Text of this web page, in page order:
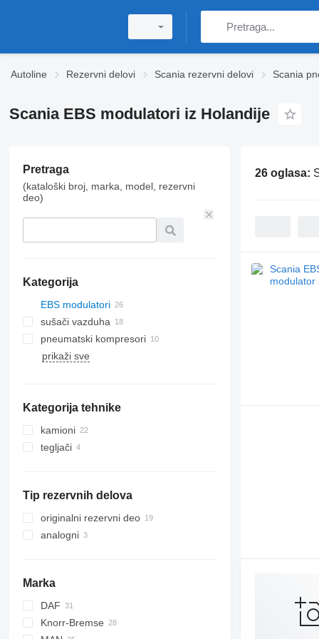
Autoline Rezervni delovi Scania rezervni delovi Scania
Scania EBS modulatori iz Holandije
Pretraga
(kataloški broj, marka, model, rezervni
deo)
Kategorija
EBS modulatori
sušači vazduha
pneumatski kompresori
prikaži sve
Kategorija tehnike
kamioni
tegljači
Tip rezervnih delova
originalni rezervni deo
analogni
Marka
DAF
AS
Stralis
Knorr-Bremse
26 oglasa: